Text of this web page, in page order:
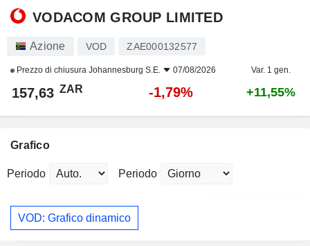
VODACOM GROUP LIMITED
Azione VOD ZAE000132577
Prezzo di chiusura Johannesburg S.E. 07/08/2026 Var. 1 gen.
157,63 ZAR -1,79% +11,55%
Grafico
Periodo Periodo
VOD: Grafico dinamico